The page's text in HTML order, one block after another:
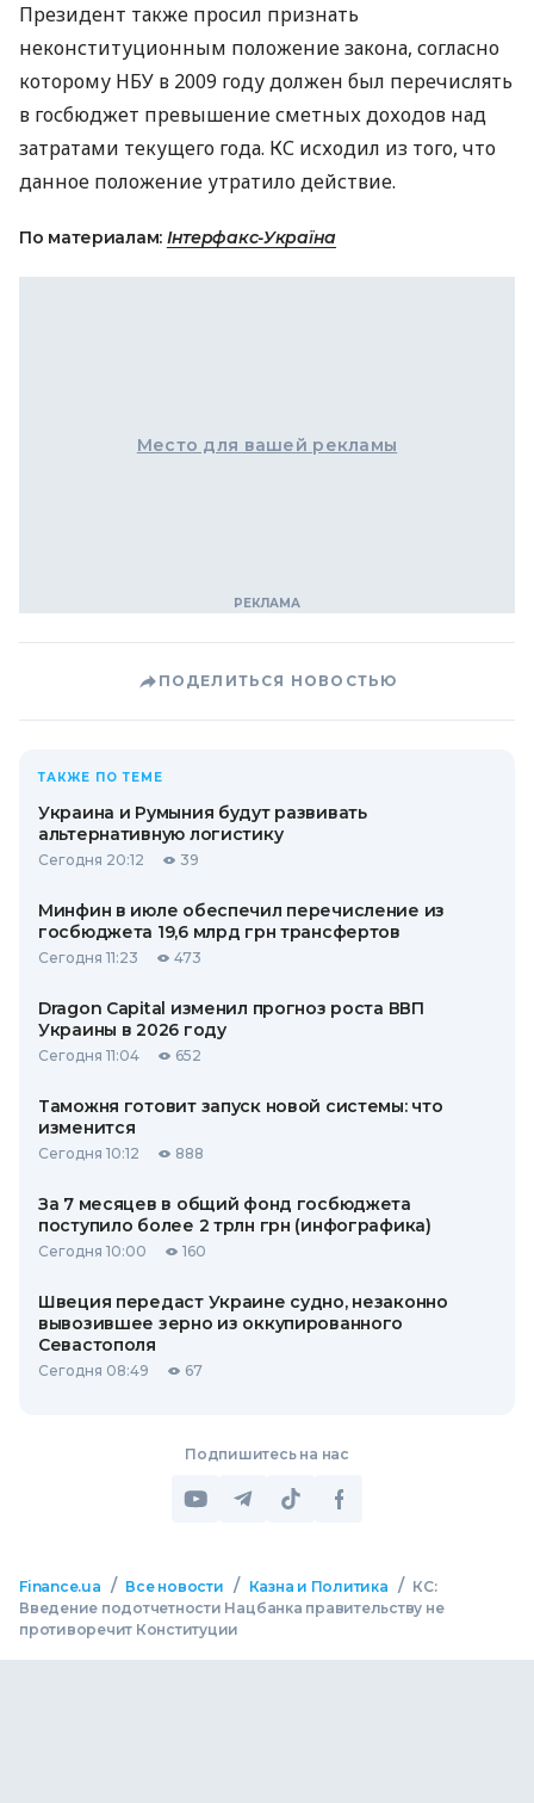
Президент также просил признать
неконституционным положение закона, согласно
которому НБУ в 2009 году должен был перечислять
в госбюджет превышение сметных доходов над
затратами текущего года. КС исходил из того, что
данное положение утратило действие.
По материалам: Інтерфакс-Україна
Место для вашей рекламы
ПОДЕЛИТЬСЯ НОВОСТЬЮ
ТАКЖЕ ПО ТЕМЕ
Украина и Румыния будут развивать
альтернативную логистику
Сегодня 20:12 39
Минфин в июле обеспечил перечисление из
госбюджета 19,6 млрд грн трансфертов
Сегодня 11:23 473
Dragon Capital изменил прогноз роста ВВП
Украины в 2026 году
Сегодня 11:04 652
Таможня готовит запуск новой системы: что
изменится
Сегодня 10:12 888
За 7 месяцев в общий фонд госбюджета
поступило более 2 трлн грн (инфографика)
Сегодня 10:00 160
Швеция передаст Украине судно, незаконно
вывозившее зерно из оккупированного
Севастополя
Сегодня 08:49 67
Подпишитесь на нас
Finance.ua / Все новости / Казна и Политика / КС:
Введение подотчетности Нацбанка правительству не
противоречит Конституции